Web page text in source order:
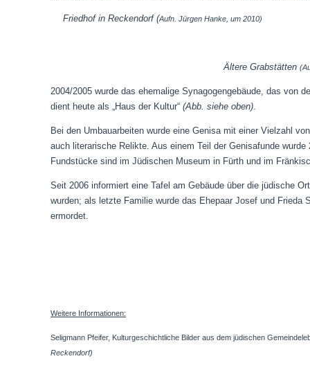
Friedhof in Reckendorf (Aufn. Jürgen Hanke, um 2010)
Ältere Grabstätten
2004/2005 wurde das ehemalige Synagogengebäude, das von
dient heute als „Haus der Kultur“(Abb. siehe oben).
Bei den Umbauarbeiten wurde eine Genisa mit einer Vielzahl
auch literarische Relikte. Aus einem Teil der Genisafunde
Fundstücke sind im Jüdischen Museum in Fürth und im
Seit 2006 informiert eine Tafel am Gebäude über die jüdische
wurden; als letzte Familie wurde das Ehepaar Josef und
ermordet.
Weitere Informationen:
Seligmann Pfeifer, Kulturgeschichtliche Bilder aus dem jüdischen
Reckendorf)